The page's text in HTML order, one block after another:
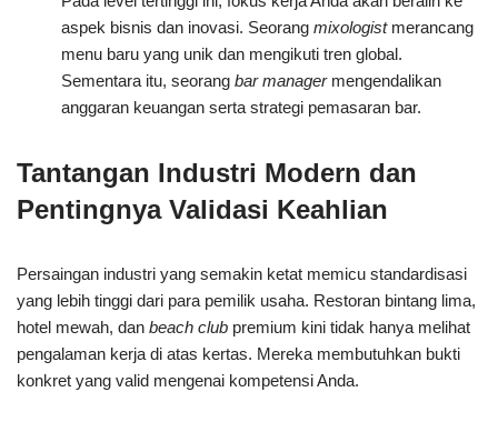
aspek bisnis dan inovasi. Seorang mixologistmerancang
menu baru yang unik dan mengikuti tren global.
Sementara itu, seorang bar managermengendalikan
anggaran keuangan serta strategi pemasaran bar.
Tantangan Industri Modern dan
Pentingnya Validasi Keahlian
Persaingan industri yang semakin ketat memicu standardisasi
yang lebih tinggi dari para pemilik usaha. Restoran bintang lima,
hotel mewah, dan beach club premium kini tidak hanya melihat
pengalaman kerja di atas kertas. Mereka membutuhkan bukti
konkret yang valid mengenai kompetensi Anda.